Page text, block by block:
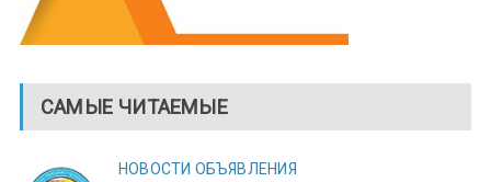
САМЫЕ ЧИТАЕМЫЕ
НОВОСТИ ОБЪЯВЛЕНИЯ